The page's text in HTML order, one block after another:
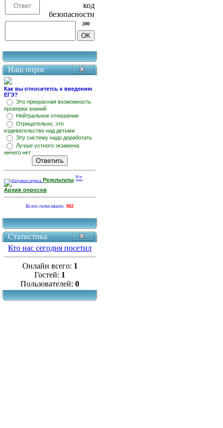
200
Наш опрос
Как вы относитетсь к введению
ЕГЭ?
Это прекрасная возможность
проверки знаний
Нейтральное отношение
Отрицательно, это
издевательство над детьми
Эту систему надо доработать
Лучше устного экзамена
ничего нет
Результаты
Архив опросов
Всего голосовало: 982
Статистика
Кто нас сегодня посетил
Онлайн всего: 1
Гостей: 1
Пользователей: 0